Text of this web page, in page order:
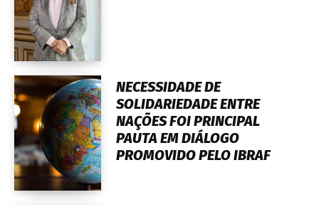
NECESSIDADE DE
SOLIDARIEDADE ENTRE
NAÇÕES FOI PRINCIPAL
PAUTA EM DIÁLOGO
PROMOVIDO PELO IBRAF